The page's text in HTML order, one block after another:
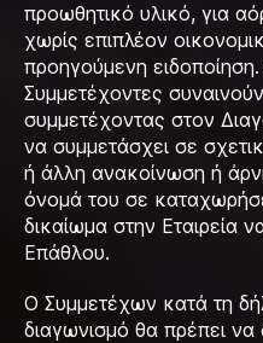
προωθητικό υλικό, για
χωρίς επιπλέον
προηγούμενη
Συμμετέχοντες
συμμετέχοντας στον
να συμμετάσχει σε
ή άλλη ανακοίνωση ή
όνομά του σε
δικαίωμα στην Εταιρεία
Επάθλου.
Ο Συμμετέχων κατά τη
διαγωνισμό θα πρέπει